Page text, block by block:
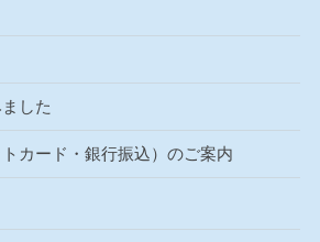
した
カード・銀行振込）のご案内